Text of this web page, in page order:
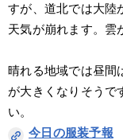
すが、道北では大陸
天気が崩れます。雲
晴れる地域では昼間
が大きくなりそうで
い。
今日の服装予報